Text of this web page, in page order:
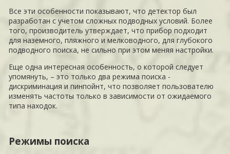
Все эти особенности показывают, что детектор был
разработан с учетом сложных подводных условий. Более
того, производитель утверждает, что прибор подходит
для наземного, пляжного и мелководного, для глубокого
подводного поиска, не сильно при этом меняя настройки.
Еще одна интересная особенность, о которой следует
упомянуть, – это только два режима поиска -
дискриминация и пинпойнт, что позволяет пользователю
изменять частоты только в зависимости от ожидаемого
типа находок.
Режимы поиска